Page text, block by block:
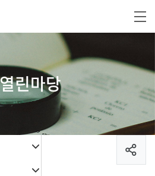
열린마당